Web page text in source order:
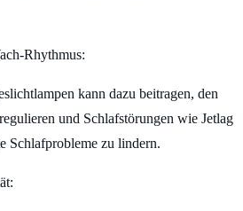
Rhythmus:
kann dazu beitragen, den
und Schlafstörungen wie Jetlag
Schlafprobleme zu lindern.